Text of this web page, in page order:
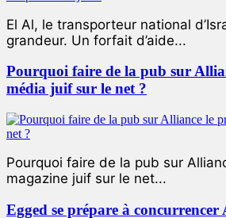
El Al, le transporteur national
grandeur. Un forfait d’aide...
Pourquoi faire de la pub sur
média juif sur le net ?
Pourquoi faire de la pub sur
magazine juif sur le net...
Egged se prépare à